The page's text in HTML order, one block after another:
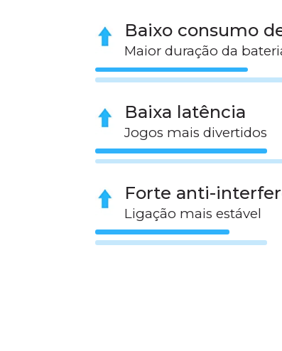
Baixo consumo
Maior duração da
Baixa latência
Jogos mais divertidos
Forte anti-
Ligação mais estável